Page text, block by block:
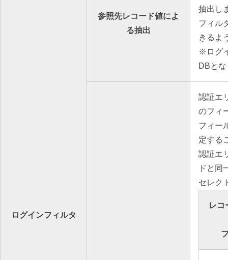
ログインフィルタ
参照先レコード値によ
る抽出
抽出し
フィル
きるよ
※ログ
DBと
認証エ
のフィ
フィー
定する
認証エ
ドと同
セレク
レコ